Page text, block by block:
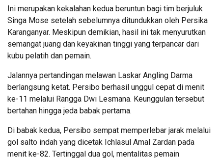
Ini merupakan kekalahan kedua beruntun bagi tim berjuluk
Singa Mose setelah sebelumnya ditundukkan oleh Persika
Karanganyar. Meskipun demikian, hasil ini tak menyurutkan
semangat juang dan keyakinan tinggi yang terpancar dari
kubu pelatih dan pemain.
Jalannya pertandingan melawan Laskar Angling Darma
berlangsung ketat. Persibo berhasil unggul cepat di menit
ke-11 melalui Rangga Dwi Lesmana. Keunggulan tersebut
bertahan hingga jeda babak pertama.
Di babak kedua, Persibo sempat memperlebar jarak melalui
gol salto indah yang dicetak Ichlasul Amal Zardan pada
menit ke-82. Tertinggal dua gol, mentalitas pemain